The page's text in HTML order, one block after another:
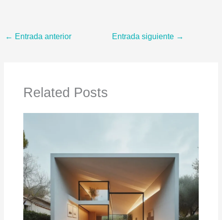
← Entrada anterior Entrada siguiente →
Related Posts